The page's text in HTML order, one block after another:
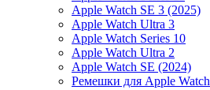
Apple Watch SE 3 (2025)
Apple Watch Ultra 3
Apple Watch Series 10
Apple Watch Ultra 2
Apple Watch SE (2024)
Ремешки для Apple Watch